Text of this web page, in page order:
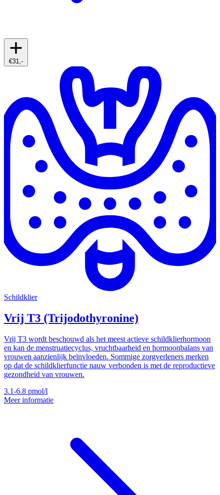
€31,-
Schildklier
Vrij T3 (Trijodothyronine)
Vrij T3 wordt beschouwd als het meest actieve schildklierhormoon
en kan de menstruatiecyclus, vruchtbaarheid en hormoonbalans van
vrouwen aanzienlijk beïnvloeden. Sommige zorgverleners merken
op dat de schildklierfunctie nauw verbonden is met de reproductieve
gezondheid van vrouwen.
3.1-6.8 pmol/l
Meer informatie